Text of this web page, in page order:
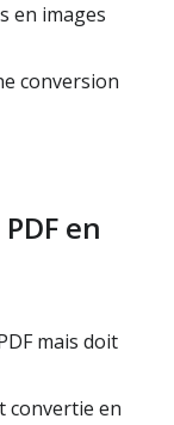
en images
conversion
en
mais doit
convertie en